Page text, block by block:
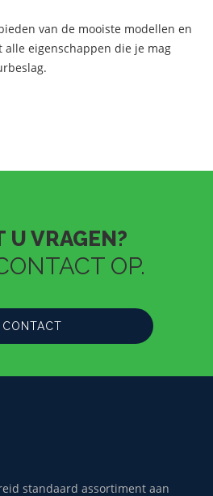
van de mooiste modellen en
alle eigenschappen die je mag
U VRAGEN?
OP.
CONTACT
standaard assortiment aan